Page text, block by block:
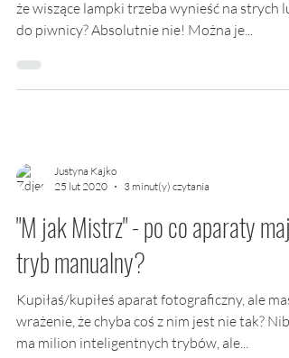
że wiszące lampki trzeba wynieść na strych
do piwnicy? Absolutnie nie! Można je...
Justyna Kajko
25 lut 2020
3 minut(y) czytania
"M jak Mistrz" - po co aparaty mają
tryb manualny?
Kupiłaś/kupiłeś aparat fotograficzny, ale
wrażenie, że chyba coś z nim jest nie tak? Niby
ma milion inteligentnych trybów, ale...